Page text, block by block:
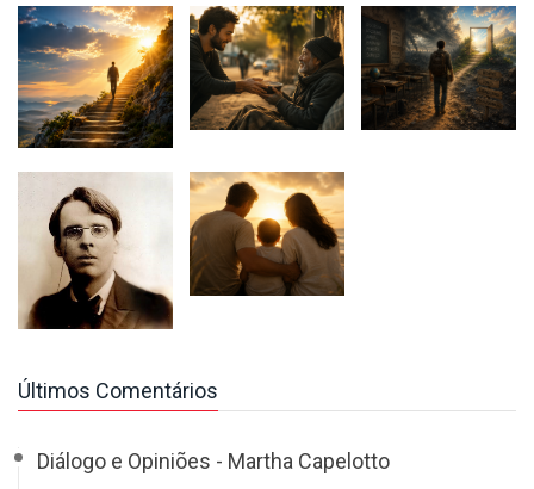
Últimos Comentários
Diálogo e Opiniões - Martha Capelotto